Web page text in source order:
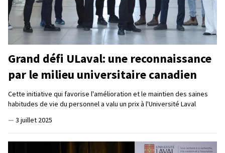
Grand défi ULaval: une reconnaissance
par le milieu universitaire canadien
Cette initiative qui favorise l'amélioration et le maintien des saines
habitudes de vie du personnel a valu un prix à l'Université Laval
— 3 juillet 2025